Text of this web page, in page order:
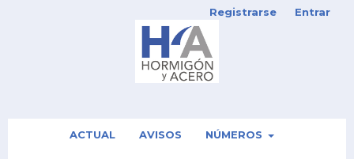
ACTUAL AVISOS NÚMEROS
Registrarse Entrar